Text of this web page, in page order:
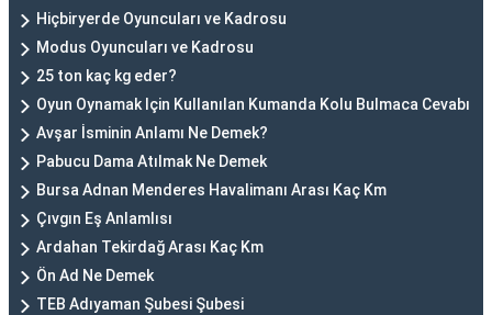
Hiçbiryerde Oyuncuları ve Kadrosu
Modus Oyuncuları ve Kadrosu
25 ton kaç kg eder?
Oyun Oynamak Için Kullanılan Kumanda Kolu Bulmaca Cevabı
Avşar İsminin Anlamı Ne Demek?
Pabucu Dama Atılmak Ne Demek
Bursa Adnan Menderes Havalimanı Arası Kaç Km
Çıvgın Eş Anlamlısı
Ardahan Tekirdağ Arası Kaç Km
Ön Ad Ne Demek
TEB Adıyaman Şubesi Şubesi